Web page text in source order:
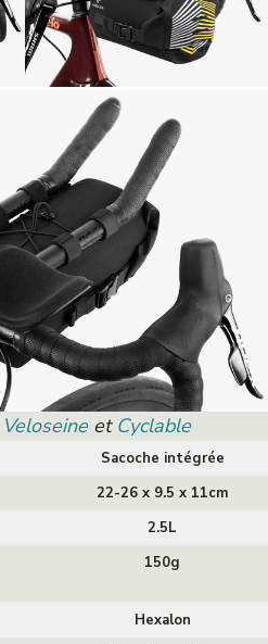
Veloseineet Cyclable
Sacoche intégrée
22-26 x 9.5 x 11cm
2.5L
150g
Hexalon